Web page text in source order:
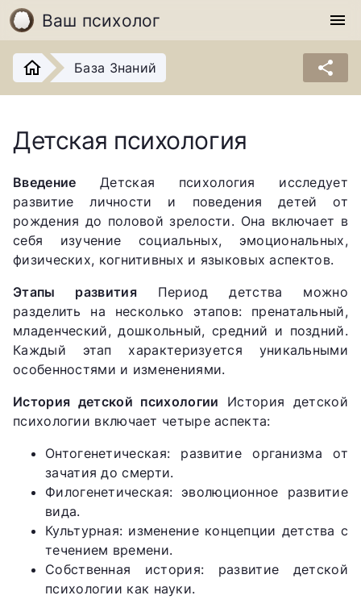
Ваш психолог menu
База Знаний share
Детская психология
Введение Детская психология исследует
развитие личности и поведения детей от
рождения до половой зрелости. Она включает в
себя изучение социальных, эмоциональных,
физических, когнитивных и языковых аспектов.
Этапы развитияПериод детства можно
разделить на несколько этапов: пренатальный,
младенческий, дошкольный, средний и поздний.
Каждый этап характеризуется уникальными
особенностями и изменениями.
История детской психологии История детской
психологии включает четыре аспекта:
Онтогенетическая: развитие организма от
зачатия до смерти.
Филогенетическая: эволюционное развитие
вида.
Культурная: изменение концепции детства с
течением времени.
Собственная история: развитие детской
психологии как науки.